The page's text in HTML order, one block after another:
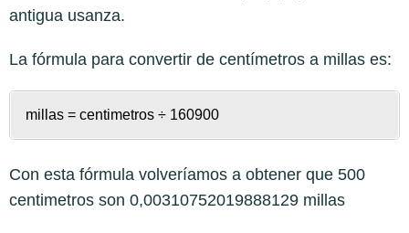
antigua usanza.
La fórmula para convertir de centímetros a millas es:
millas = centimetros ÷ 160900
Con esta fórmula volveríamos a obtener que 500
centimetros son 0,00310752019888129 millas